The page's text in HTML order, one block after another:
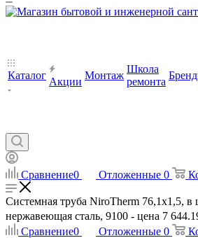
Каталог
Акции
Монтаж
Школа
ремонта
Сравнение0 Отложенные 0
Системная труба NiroTherm 76,1x1,5, в
нержавеющая сталь, 9100 - цена 7
Сравнение0 Отложенные 0